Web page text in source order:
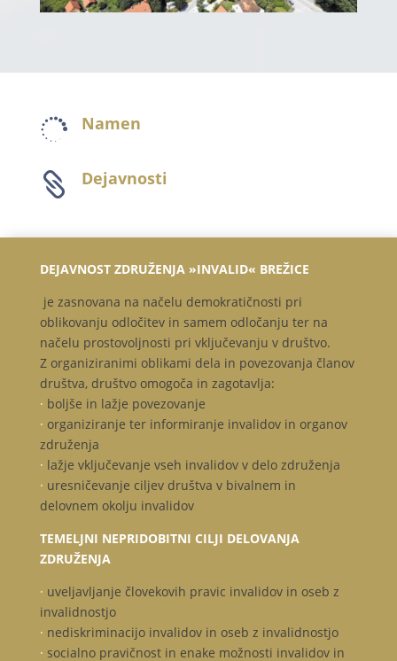
 Namen
 Dejavnosti
DEJAVNOST ZDRUŽENJA »INVALID« BREŽICE
je zasnovana na načelu demokratičnosti pri
oblikovanju odločitev in samem odločanju ter na
načelu prostovoljnosti pri vključevanju v društvo.
Z organiziranimi oblikami dela in povezovanja članov
društva, društvo omogoča in zagotavlja:
· boljše in lažje povezovanje
· organiziranje ter informiranje invalidov in organov
združenja
· lažje vključevanje vseh invalidov v delo združenja
· uresničevanje ciljev društva v bivalnem in
delovnem okolju invalidov
TEMELJNI NEPRIDOBITNI CILJI DELOVANJA
ZDRUŽENJA
· uveljavljanje človekovih pravic invalidov in oseb z
invalidnostjo
· nediskriminacijo invalidov in oseb z invalidnostjo
· socialno pravičnost in enake možnosti invalidov in